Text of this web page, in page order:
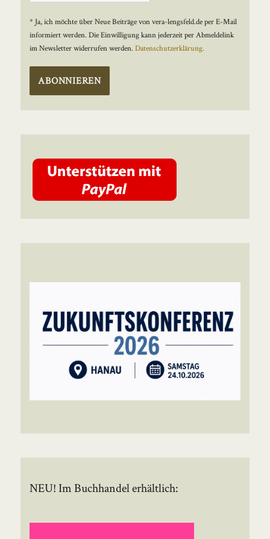
* Ja, ich möchte über Neue Beiträge von vera-lengsfeld.de per E-Mail
informiert werden. Die Einwilligung kann jederzeit per Abmeldelink
im Newsletter widerrufen werden.Datenschutzerklärung.
NEU! Im Buchhandel erhältlich: